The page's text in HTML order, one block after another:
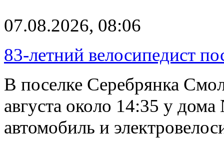
07.08.2026, 08:06
83-летний велосипедист
В поселке Серебрянка
августа около 14:35 у
автомобиль и